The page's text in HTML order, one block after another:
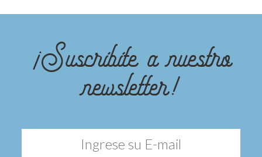
¡Suscribite a nuestro
newsletter!